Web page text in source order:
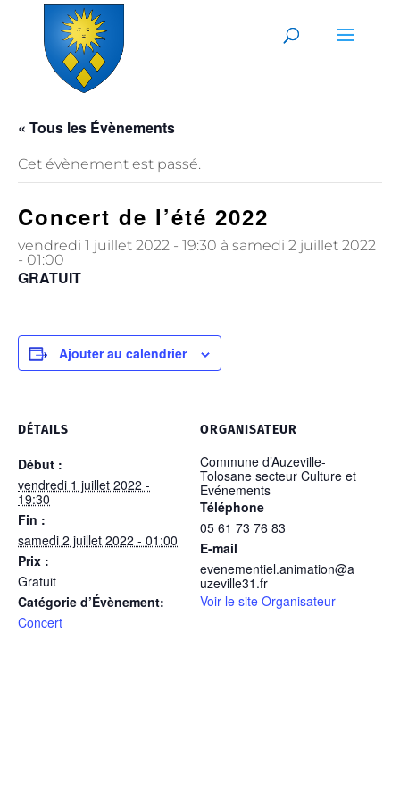
Skip to content
« Tous les Évènements
Cet évènement est passé.
Concert de l’été 2022
vendredi 1 juillet 2022 - 19:30 à samedi 2 juillet 2022
- 01:00
GRATUIT
Ajouter au calendrier
DÉTAILS
Début :
vendredi 1 juillet 2022 -
19:30
Fin :
samedi 2 juillet 2022 - 01:00
Prix :
Gratuit
Catégorie d’Évènement:
Concert
ORGANISATEUR
Commune d’Auzeville-
Tolosane secteur Culture et
Evénements
Téléphone
05 61 73 76 83
E-mail
evenementiel.animation@a
uzeville31.fr
Voir le site Organisateur